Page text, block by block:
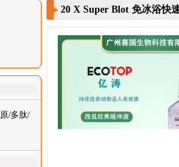
/多肽/
20 X Super Blot 免冰浴快